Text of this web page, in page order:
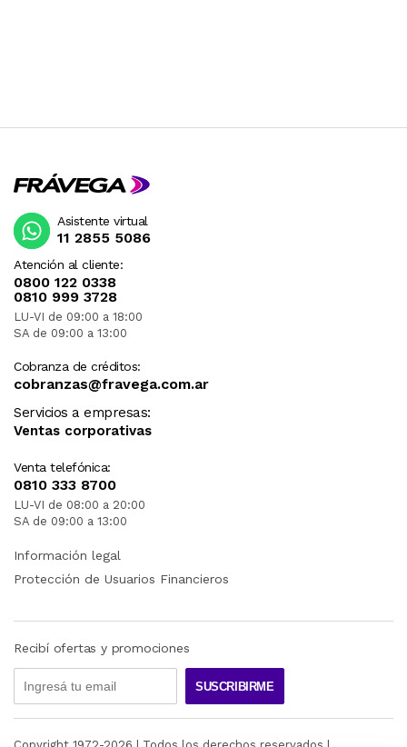
Atención al cliente:
0800 122 0338
0810 999 3728
LU-VI de 09:00 a 18:00
SA de 09:00 a 13:00
Cobranza de créditos:
cobranzas@fravega.com.ar
Servicios a empresas:
Ventas corporativas
Venta telefónica:
0810 333 8700
LU-VI de 08:00 a 20:00
SA de 09:00 a 13:00
Asistente virtual
11 2855 5086
Información legal
Protección de Usuarios Financieros
Recibí ofertas y promociones
SUSCRIBIRME